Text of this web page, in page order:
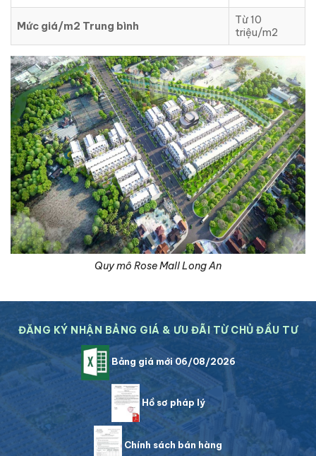
Mức giá/m2 Trung bình
Từ 10
triệu/m2
Quy mô Rose Mall Long An
ĐĂNG KÝ NHẬN BẢNG GIÁ & ƯU ĐÃI TỪ CHỦ ĐẦU TƯ
Bảng giá mới 06/08/2026
Hồ sơ pháp lý
Chính sách bán hàng